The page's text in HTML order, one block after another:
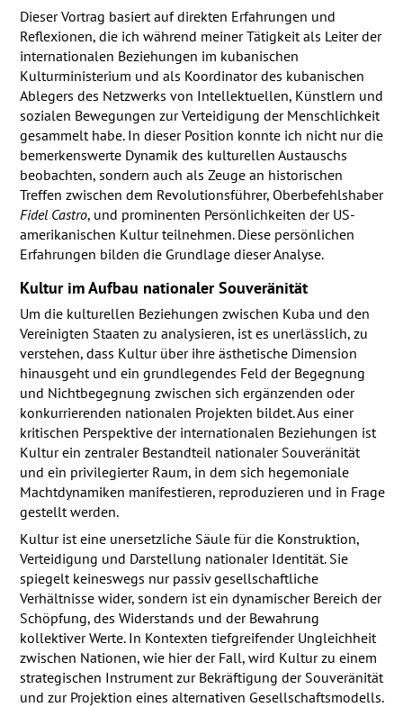
Dieser Vortrag basiert auf direkten Erfahrungen und
Reflexionen, die ich während meiner Tätigkeit als Leiter der
internationalen Beziehungen im kubanischen
Kulturministerium und als Koordinator des kubanischen
Ablegers des Netzwerks von Intellektuellen, Künstlern und
sozialen Bewegungen zur Verteidigung der Menschlichkeit
gesammelt habe. In dieser Position konnte ich nicht nur die
bemerkenswerte Dynamik des kulturellen Austauschs
beobachten, sondern auch als Zeuge an historischen
Treffen zwischen dem Revolutionsführer, Oberbefehlshaber
Fidel Castro, und prominenten Persönlichkeiten der US-
amerikanischen Kultur teilnehmen. Diese persönlichen
Erfahrungen bilden die Grundlage dieser Analyse.
Kultur im Aufbau nationaler Souveränität
Um die kulturellen Beziehungen zwischen Kuba und den
Vereinigten Staaten zu analysieren, ist es unerlässlich, zu
verstehen, dass Kultur über ihre ästhetische Dimension
hinausgeht und ein grundlegendes Feld der Begegnung
und Nichtbegegnung zwischen sich ergänzenden oder
konkurrierenden nationalen Projekten bildet. Aus einer
kritischen Perspektive der internationalen Beziehungen ist
Kultur ein zentraler Bestandteil nationaler Souveränität
und ein privilegierter Raum, in dem sich hegemoniale
Machtdynamiken manifestieren, reproduzieren und in Frage
gestellt werden.
Kultur ist eine unersetzliche Säule für die Konstruktion,
Verteidigung und Darstellung nationaler Identität. Sie
spiegelt keineswegs nur passiv gesellschaftliche
Verhältnisse wider, sondern ist ein dynamischer Bereich der
Schöpfung, des Widerstands und der Bewahrung
kollektiver Werte. In Kontexten tiefgreifender Ungleichheit
zwischen Nationen, wie hier der Fall, wird Kultur zu einem
strategischen Instrument zur Bekräftigung der Souveränität
und zur Projektion eines alternativen Gesellschaftsmodells.